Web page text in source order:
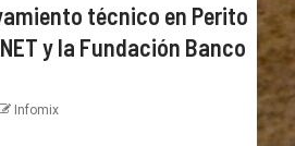
técnico en Perito
y la Fundación Banco
Infomix